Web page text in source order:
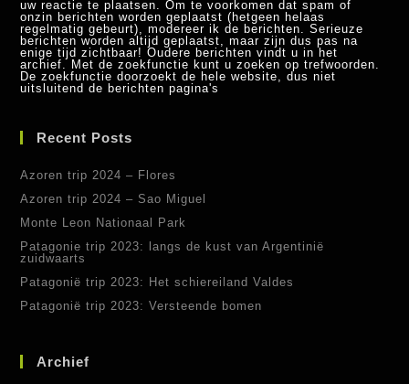
uw reactie te plaatsen. Om te voorkomen dat spam of
onzin berichten worden geplaatst (hetgeen helaas
regelmatig gebeurt), modereer ik de berichten. Serieuze
berichten worden altijd geplaatst, maar zijn dus pas na
enige tijd zichtbaar! Oudere berichten vindt u in het
archief. Met de zoekfunctie kunt u zoeken op trefwoorden.
De zoekfunctie doorzoekt de hele website, dus niet
uitsluitend de berichten pagina's
Recent Posts
Azoren trip 2024 – Flores
Azoren trip 2024 – Sao Miguel
Monte Leon Nationaal Park
Patagonie trip 2023: langs de kust van Argentinië
zuidwaarts
Patagonië trip 2023: Het schiereiland Valdes
Patagonië trip 2023: Versteende bomen
Archief